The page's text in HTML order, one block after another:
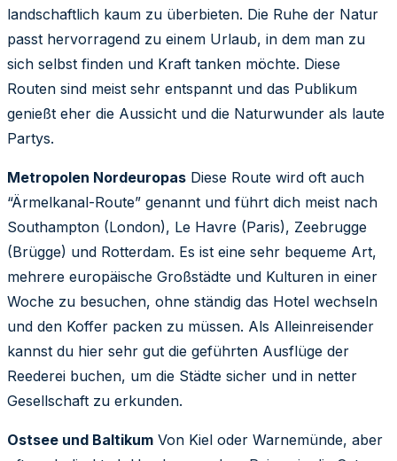
landschaftlich kaum zu überbieten. Die Ruhe der Natur
passt hervorragend zu einem Urlaub, in dem man zu
sich selbst finden und Kraft tanken möchte. Diese
Routen sind meist sehr entspannt und das Publikum
genießt eher die Aussicht und die Naturwunder als laute
Partys.
Metropolen Nordeuropas Diese Route wird oft auch
“Ärmelkanal-Route” genannt und führt dich meist nach
Southampton (London), Le Havre (Paris), Zeebrugge
(Brügge) und Rotterdam. Es ist eine sehr bequeme Art,
mehrere europäische Großstädte und Kulturen in einer
Woche zu besuchen, ohne ständig das Hotel wechseln
und den Koffer packen zu müssen. Als Alleinreisender
kannst du hier sehr gut die geführten Ausflüge der
Reederei buchen, um die Städte sicher und in netter
Gesellschaft zu erkunden.
Ostsee und Baltikum Von Kiel oder Warnemünde, aber